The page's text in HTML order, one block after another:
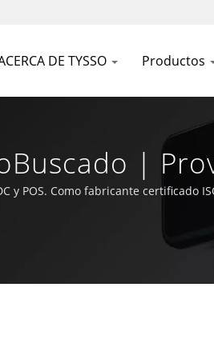
DE TYSSO Productos
|
Punto De
y POS. Como fabricante
tecnología Auto-ID y POS.